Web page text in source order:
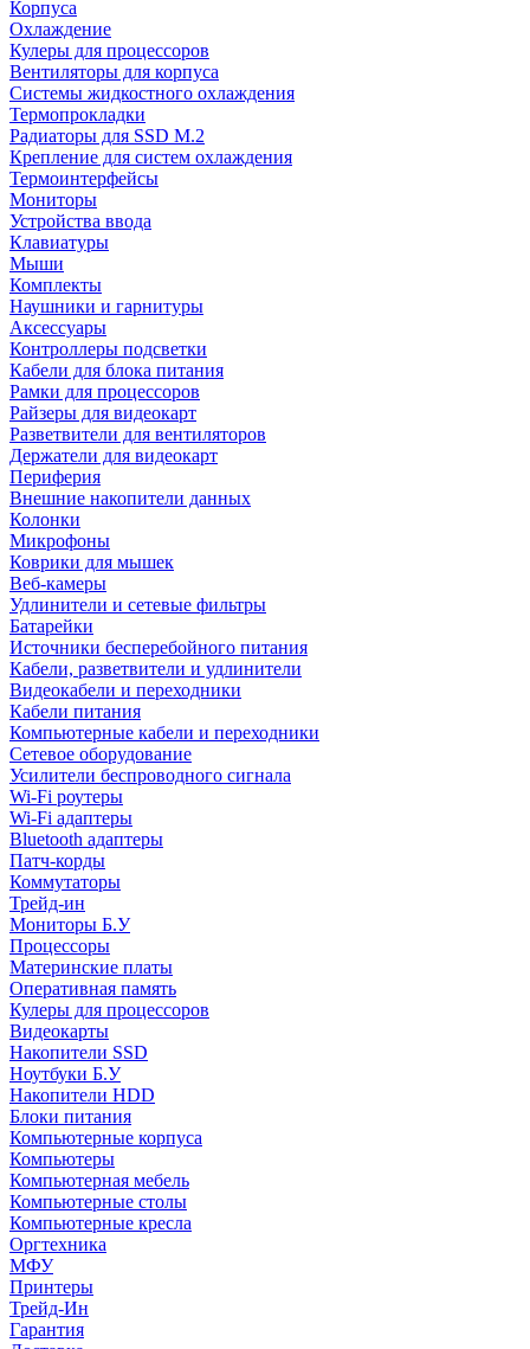
Корпуса
Охлаждение
Кулеры для процессоров
Вентиляторы для корпуса
Системы жидкостного охлаждения
Термопрокладки
Радиаторы для SSD M.2
Крепление для систем охлаждения
Термоинтерфейсы
Мониторы
Устройства ввода
Клавиатуры
Мыши
Комплекты
Наушники и гарнитуры
Аксессуары
Контроллеры подсветки
Кабели для блока питания
Рамки для процессоров
Райзеры для видеокарт
Разветвители для вентиляторов
Держатели для видеокарт
Периферия
Внешние накопители данных
Колонки
Микрофоны
Коврики для мышек
Веб-камеры
Удлинители и сетевые фильтры
Батарейки
Источники бесперебойного питания
Кабели, разветвители и удлинители
Видеокабели и переходники
Кабели питания
Компьютерные кабели и переходники
Сетевое оборудование
Усилители беспроводного сигнала
Wi-Fi роутеры
Wi-Fi адаптеры
Bluetooth адаптеры
Патч-корды
Коммутаторы
Трейд-ин
Мониторы Б.У
Процессоры
Материнские платы
Оперативная память
Кулеры для процессоров
Видеокарты
Накопители SSD
Ноутбуки Б.У
Накопители HDD
Блоки питания
Компьютерные корпуса
Компьютеры
Компьютерная мебель
Компьютерные столы
Компьютерные кресла
Оргтехника
МФУ
Принтеры
Трейд-Ин
Гарантия